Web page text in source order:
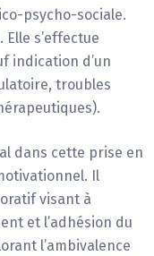
psycho-sociale.
s’effectue
indication d’un
troubles
dans cette prise en
Il
visant à
et l’adhésion du
l’ambivalence